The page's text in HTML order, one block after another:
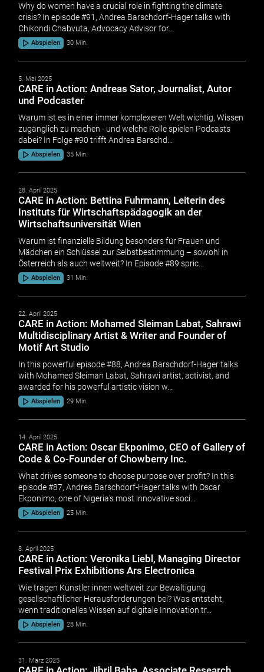
Why do women have a crucial role in fighting the climate
crisis? In episode #91, Andrea Barschdorf-Hager talks with
Chikondi Chabvuta, Advocacy Advisor for…
Abspielen 30 Min.
5. Mai 2025
CARE in Action: Andreas Sator, Journalist, Autor
und Podcaster
Warum ist es in einer immer komplexeren Welt wichtig, Wissen
zugänglich zu machen - und welche Rolle spielen Podcasts
dabei? In Folge #90 trifft Andrea Barschd…
Abspielen 35 Min.
28. April 2025
CARE in Action: Bettina Fuhrmann, Leiterin des
Instituts für Wirtschaftspädagogik an der
Wirtschaftsuniversität Wien
Warum ist finanzielle Bildung besonders für Frauen und
Mädchen ein Schlüssel zur Selbstbestimmung – sowohl in
Österreich als auch weltweit? In Episode #89 spric…
Abspielen 31 Min.
22. April 2025
CARE in Action: Mohamed Sleiman Labat, Sahrawi
Multidisciplinary Artist & Writer and Founder of
Motif Art Studio
In this powerful episode #88, Andrea Barschdorf-Hager talks
with Mohamed Sleiman Labat, Sahrawi artist, activist, and
awarded for his powerful artistic vision w…
Abspielen 29 Min.
14. April 2025
CARE in Action: Oscar Ekponimo, CEO of Gallery of
Code & Co-Founder of Chowberry Inc.
What drives someone to choose purpose over profit? In this
episode #87, Andrea Barschdorf-Hager talks with Oscar
Ekponimo, one of Nigeria's most innovative soci…
Abspielen 25 Min.
8. April 2025
CARE in Action: Veronika Liebl, Managing Director
Festival Prix Exhibitions Ars Electronica
Wie tragen Künstler:innen weltweit zur Bewältigung
gesellschaftlicher Herausforderungen bei? Was entsteht,
wenn traditionelles Wissen auf digitale Innovation tr…
Abspielen 28 Min.
31. März 2025